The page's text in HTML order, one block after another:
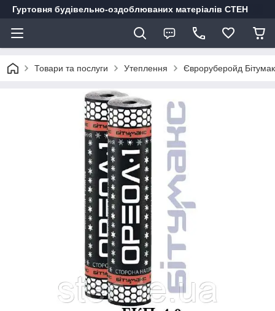
Гуртовня будівельно-оздоблюваних матеріалів СТЕН
Товари та послуги Утеплення Євроруберойд